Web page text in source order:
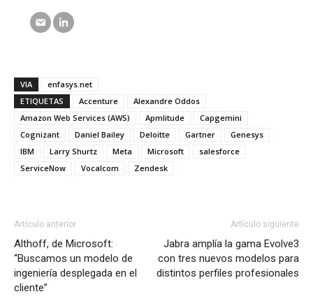
VIA
enfasys.net
ETIQUETAS
Accenture
Alexandre Oddos
Amazon Web Services (AWS)
Apmlitude
Capgemini
Cognizant
Daniel Bailey Deloitte Gartner
Genesys
IBM
Larry Shurtz Meta Microsoft
salesforce
ServiceNow
Vocalcom Zendesk
Artículo anterior
Althoff, de Microsoft:
“Buscamos un modelo de
ingeniería desplegada en el
cliente”
Artículo siguiente
Jabra amplía la gama Evolve3
con tres nuevos modelos para
distintos perfiles profesionales